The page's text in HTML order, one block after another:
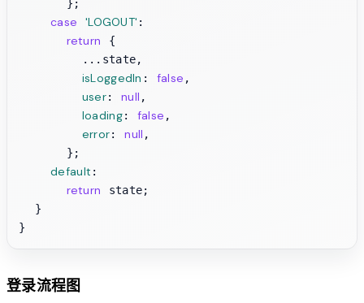
      };
case 'LOGOUT' :
return {
        ...state,
isLoggedIn : false ,
user: null ,
loading: false ,
error: null ,
      };
default :
return state;
  }
登录流程图